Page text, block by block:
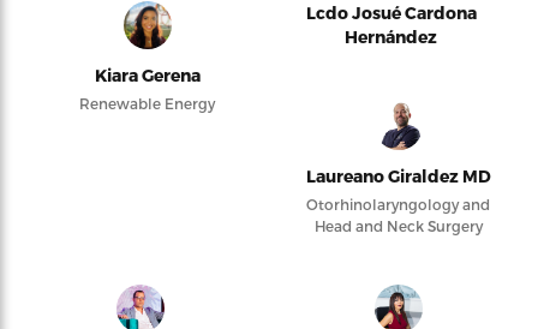
Kiara Gerena
Renewable Energy
Lcdo Josué Cardona
Hernández
Laureano Giraldez MD
Otorhinolaryngology and
Head and Neck Surgery